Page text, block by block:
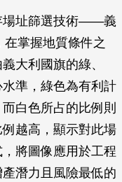
場址篩選技術——義
掌握地質條件之
大利國旗的綠、
準，綠色為有利計
白色所占的比例則
越高，顯示對此場
將圖像應用於工程
潛力且風險最低的